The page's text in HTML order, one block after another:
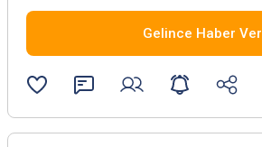
Gelince Haber Ver